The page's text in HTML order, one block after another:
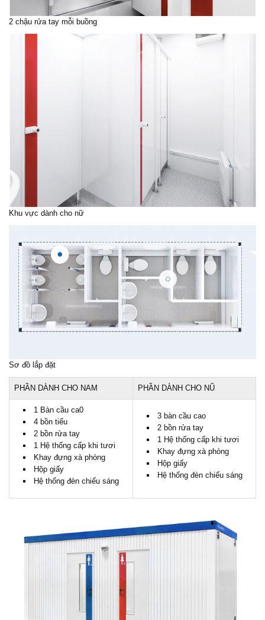
2 chậu rửa tay mỗi buồng
Khu vực dành cho nữ
Sơ đồ lắp đặt
PHẦN DÀNH CHO NAM PHẦN DÀNH CHO NŨ
1 Bàn cầu ca0
4 bồn tiểu
2 bồn rửa tay
1 Hệ thống cấp khi tươi
Khay đựng xà phòng
Hộp giấy
Hệ thống đèn chiếu sáng
3 bàn cầu cao
2 bồn rửa tay
1 Hệ thống cấp khi tươi
Khay đựng xà phòng
Hộp giấy
Hệ thống đèn chiếu sáng